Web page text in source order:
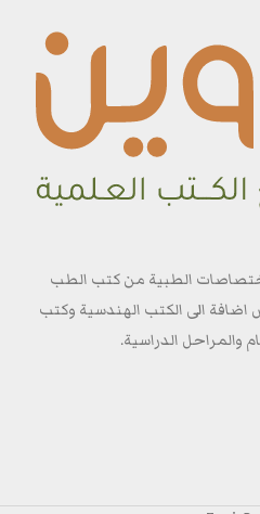
الطبية من كتب الطب
اضافة الى الكتب الهندسية وكتب
والمراحل الدراسية.